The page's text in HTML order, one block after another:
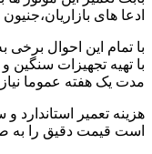
ادعا های بازاریان،جنیون هیوندای و کیا نیست و
با تمام این احوال
با تهیه تجهیزات سنگین
مدت یک هفته عموما
است قیمت دقیق را به